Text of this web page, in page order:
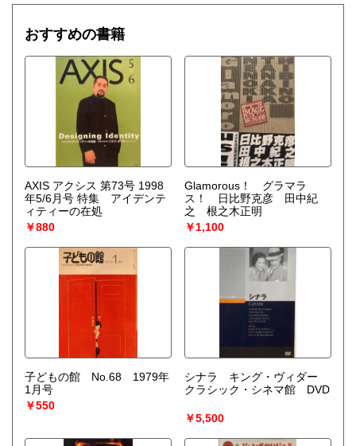
おすすめの書籍
AXIS アクシス 第73号 1998
年5/6月号 特集 アイデンテ
ィティーの在処
￥880
Glamorous！ グラマラ
ス！ 日比野克彦 田中紀
之 根之木正明
￥1,100
子どもの館 No.68 1979年
1月号
￥550
シナラ キング・ヴィダー
クラシック・シネマ館 DVD
￥5,500